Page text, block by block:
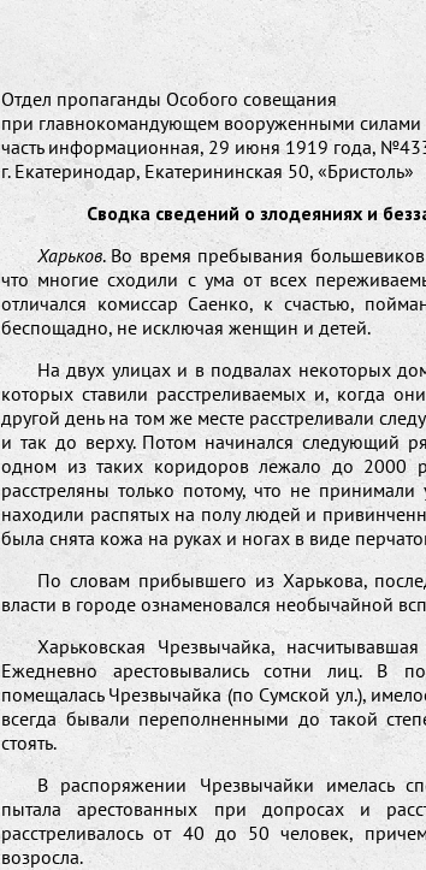
Отдел пропаганды Особого совещания
при главнокомандующем вооруженными силами
часть информационная, 29 июня 1919 года,
г. Екатеринодар, Екатерининская 50, «Бристоль»
Сводка сведений о злодеяниях и
Харьков. Во время пребывания
что многие сходили с ума от всех
отличался комиссар Саенко, к счастью,
беспощадно, не исключая женщин и детей.
На двух улицах и в подвалах некоторых
которых ставили расстреливаемых и, когда
другой день на том же месте расстреливали
и так до верху. Потом начинался следующий
одном из таких коридоров лежало до 2000
расстреляны только потому, что не
находили распятых на полу людей и
была снята кожа на руках и ногах в виде
По словам прибывшего из Харькова,
власти в городе ознаменовался необычайной
Харьковская Чрезвычайка,
Ежедневно арестовывались сотни лиц. В
помещалась Чрезвычайка (по Сумской ул.),
всегда бывали переполненными до такой
стоять.
В распоряжении Чрезвычайки имелась
пытала арестованных при допросах и
расстреливалось от 40 до 50 человек,
возросла.